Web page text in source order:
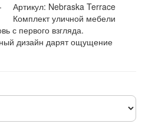
Артикул: Nebraska Terrace
Комплект уличной мебели
с первого взгляда.
дизайн дарят ощущение